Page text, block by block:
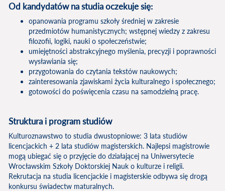
Od kandydatów na studia oczekuje się:
opanowania programu szkoły średniej w zakresie
przedmiotów humanistycznych; wstępnej wiedzy z zakresu
filozofii, logiki, nauki o społeczeństwie;
umiejętności abstrakcyjnego myślenia, precyzji i poprawności
wysławiania się;
przygotowania do czytania tekstów naukowych;
zainteresowania zjawiskami życia kulturalnego i społecznego;
gotowości do poświęcenia czasu na samodzielną pracę.
Struktura i program studiów
Kulturoznawstwo to studia dwustopniowe: 3 lata studiów
licencjackich + 2 lata studiów magisterskich. Najlepsi magistrowie
mogą ubiegać się o przyjęcie do działającej na Uniwersytecie
Wrocławskim Szkoły Doktorskiej Nauk o kulturze i religii.
Rekrutacja na studia licencjackie i magisterskie odbywa się drogą
konkursu świadectw maturalnych.